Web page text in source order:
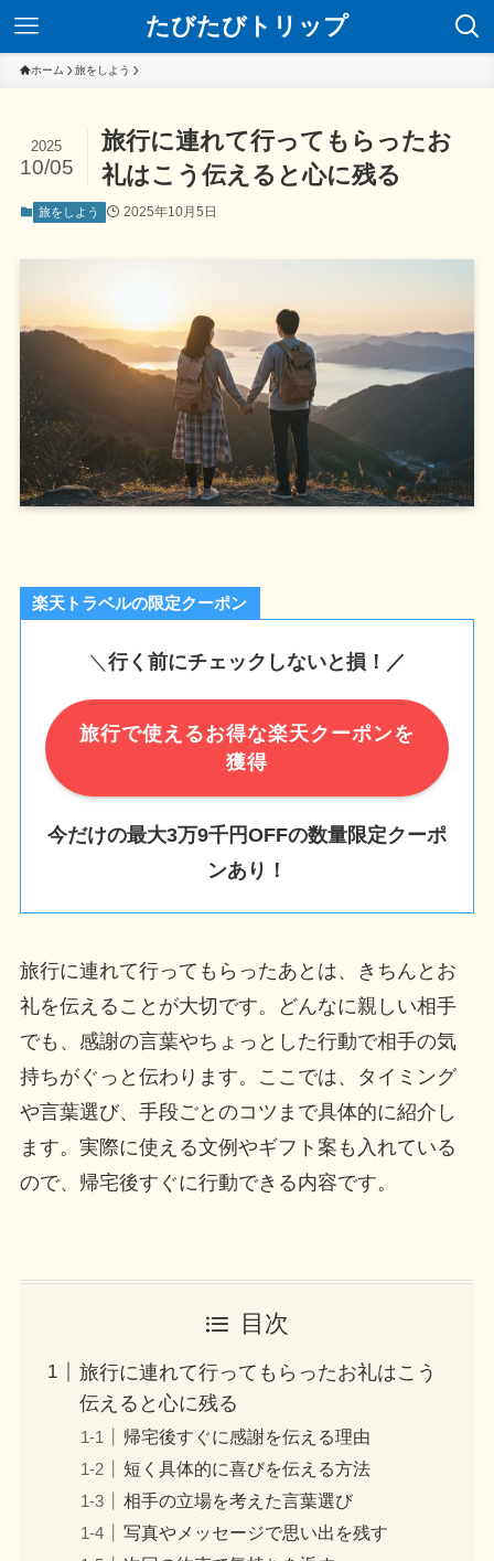
たびたびトリップ
ホーム 旅をしよう
旅行に連れて行ってもらったお
礼はこう伝えると心に残る
2025
10/05
旅をしよう 2025年10月5日
楽天トラベルの限定クーポン
＼ 行く前にチェックしないと損！／
旅行で使えるお得な楽天クーポンを
獲得
今だけの最大3万9千円OFFの数量限定クーポ
ンあり！
旅行に連れて行ってもらったあとは、きちんとお
礼を伝えることが大切です。どんなに親しい相手
でも、感謝の言葉やちょっとした行動で相手の気
持ちがぐっと伝わります。ここでは、タイミング
や言葉選び、手段ごとのコツまで具体的に紹介し
ます。実際に使える文例やギフト案も入れている
ので、帰宅後すぐに行動できる内容です。
目次
旅行に連れて行ってもらったお礼はこう
伝えると心に残る
帰宅後すぐに感謝を伝える理由
短く具体的に喜びを伝える方法
相手の立場を考えた言葉選び
写真やメッセージで思い出を残す